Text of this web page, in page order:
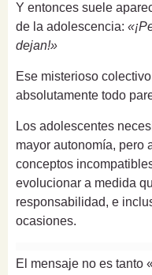
Y entonces suele
de la adolescencia:
dejan!»
Ese misterioso
absolutamente todo
Los adolescentes
mayor autonomía, pero
conceptos
evolucionar a medida
responsabilidad, e
ocasiones.
El mensaje no es tanto